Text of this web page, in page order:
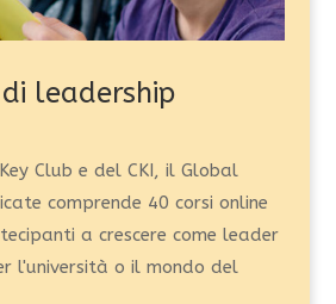
leadership
Club e del CKI, il Global
comprende 40 corsi online
a crescere come leader
l'università o il mondo del